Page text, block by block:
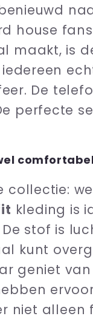
house
maakt, is
De
perfecte
collectie:
kleding is
stof is
kunt
geniet
niet